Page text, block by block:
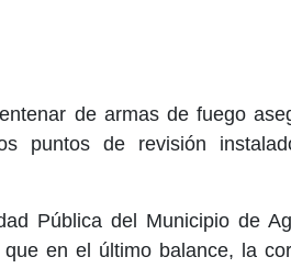
de armas de fuego
puntos de revisión
Pública del Municipio de
en el último balance, la